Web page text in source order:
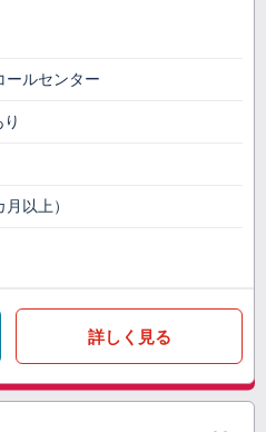
ールセンター
以上）
詳しく見る